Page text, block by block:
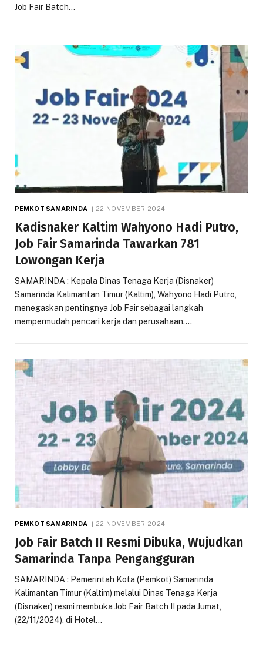
Job Fair Batch…
PEMKOT SAMARINDA 22 NOVEMBER 2024
Kadisnaker Kaltim Wahyono Hadi Putro,
Job Fair Samarinda Tawarkan 781
Lowongan Kerja
SAMARINDA : Kepala Dinas Tenaga Kerja (Disnaker)
Samarinda Kalimantan Timur (Kaltim), Wahyono Hadi Putro,
menegaskan pentingnya Job Fair sebagai langkah
mempermudah pencari kerja dan perusahaan.…
PEMKOT SAMARINDA 22 NOVEMBER 2024
Job Fair Batch II Resmi Dibuka, Wujudkan
Samarinda Tanpa Pengangguran
SAMARINDA : Pemerintah Kota (Pemkot) Samarinda
Kalimantan Timur (Kaltim) melalui Dinas Tenaga Kerja
(Disnaker) resmi membuka Job Fair Batch II pada Jumat,
(22/11/2024), di Hotel…